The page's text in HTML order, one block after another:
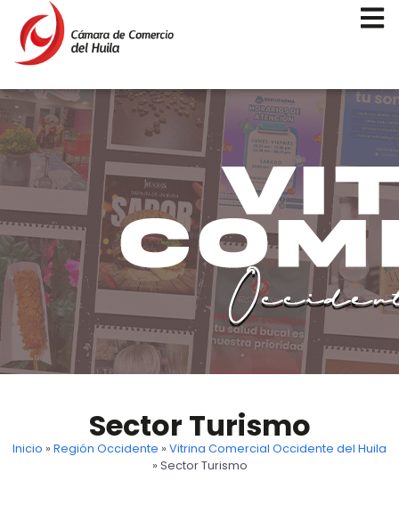
Sector Turismo
Inicio » Región Occidente » Vitrina Comercial Occidente del Huila
» Sector Turismo